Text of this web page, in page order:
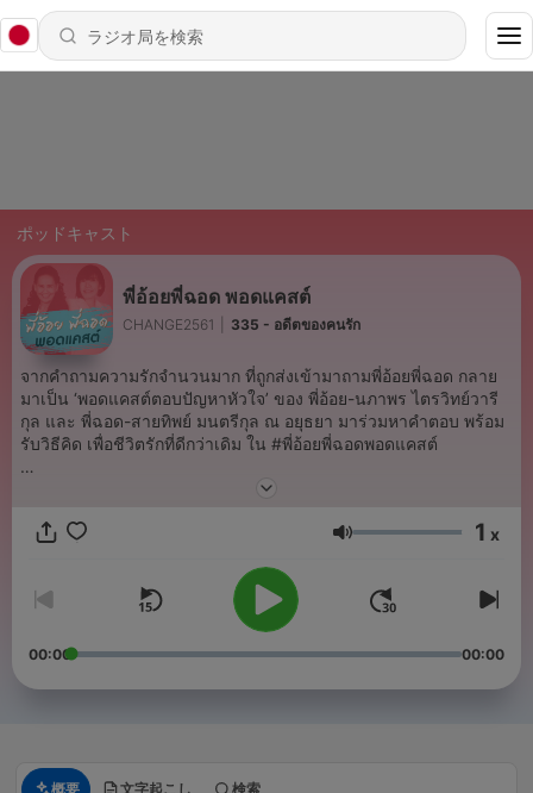
ポッドキャスト
พี่อ้อยพี่ฉอด พอดแคสต์
CHANGE2561 335 - อดีตของคนรัก
จากคำถามความรักจำนวนมาก ที่ถูกส่งเข้ามาถามพี่อ้อยพี่ฉอด กลาย
มาเป็น ‘พอดแคสต์ตอบปัญหาหัวใจ’ ของ พี่อ้อย-นภาพร ไตรวิทย์วารี
กุล และ พี่ฉอด-สายทิพย์ มนตรีกุล ณ อยุธยา มาร่วมหาคำตอบ พร้อม
รับวิธีคิด เพื่อชีวิตรักที่ดีกว่าเดิม ใน #พี่อ้อยพี่ฉอดพอดแคสต์
และถ้าคุณมีรักที่หาคำตอบไม่ได้ ส่งมาถามได้ที่
音量 1 x
00:00 00:00
概要 文字起こし 検索